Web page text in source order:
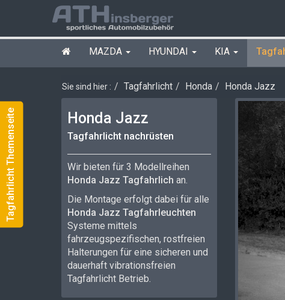
Tagfahrlicht Themenseite
MAZDA HYUNDAI KIA
Sie sind hier : Tagfahrlicht Honda Honda Jazz
Honda Jazz
Tagfahrlicht nachrüsten
Wir bieten für 3 Modellreihen
Honda Jazz Tagfahrlich an.
Die Montage erfolgt dabei für alle
Honda Jazz Tagfahrleuchten
Systeme mittels
fahrzeugspezifischen, rostfreien
Halterungen für eine sicheren und
dauerhaft vibrationsfreien
Tagfahrlicht Betrieb.